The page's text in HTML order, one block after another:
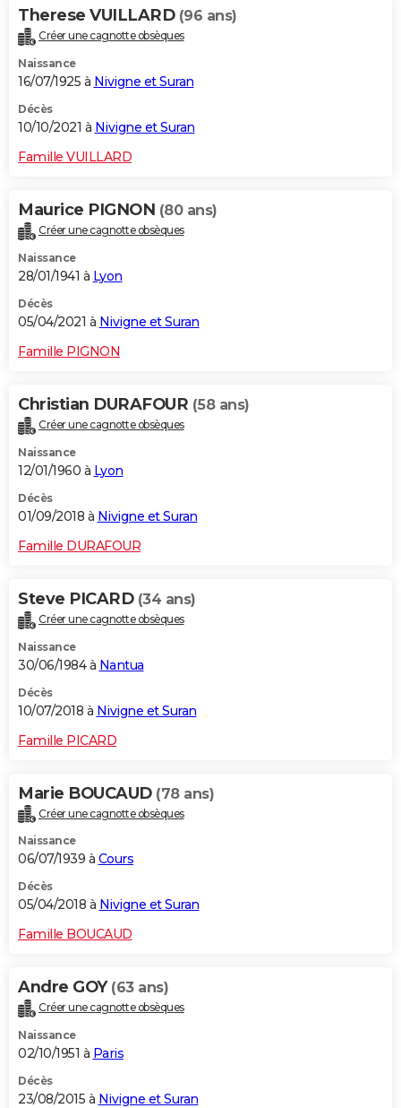
Therese VUILLARD (96 ans)
Créer une cagnotte obsèques
Naissance
16/07/1925 à Nivigne et Suran
Décès
10/10/2021 à Nivigne et Suran
Famille VUILLARD
Maurice PIGNON (80 ans)
Créer une cagnotte obsèques
Naissance
28/01/1941 à Lyon
Décès
05/04/2021 à Nivigne et Suran
Famille PIGNON
Christian DURAFOUR (58 ans)
Créer une cagnotte obsèques
Naissance
12/01/1960 à Lyon
Décès
01/09/2018 à Nivigne et Suran
Famille DURAFOUR
Steve PICARD (34 ans)
Créer une cagnotte obsèques
Naissance
30/06/1984 à Nantua
Décès
10/07/2018 à Nivigne et Suran
Famille PICARD
Marie BOUCAUD (78 ans)
Créer une cagnotte obsèques
Naissance
06/07/1939 à Cours
Décès
05/04/2018 à Nivigne et Suran
Famille BOUCAUD
Andre GOY (63 ans)
Créer une cagnotte obsèques
Naissance
02/10/1951 à Paris
Décès
23/08/2015 à Nivigne et Suran